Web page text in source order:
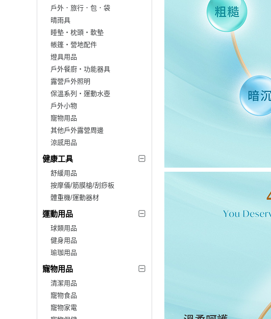
戶外．旅行．包．袋
晴雨具
睡墊‧枕頭‧軟墊
帳篷‧營地配件
燈具用品
戶外餐廚‧功能器具
露營戶外照明
保溫系列‧運動水壺
戶外小物
寵物用品
其他戶外露營周邊
涼感用品
健康工具
舒緩用品
按摩儀/筋膜槍/刮痧板
體重機/運動器材
運動用品
球類用品
健身用品
瑜珈用品
寵物用品
清潔用品
寵物食品
寵物家電